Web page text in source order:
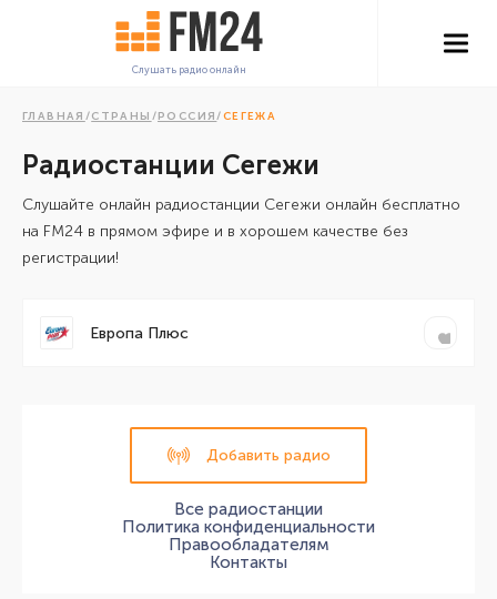
Слушать радио онлайн
ГЛАВНАЯ /СТРАНЫ /РОССИЯ/СЕГЕЖА
Радиостанции Сегежи
Cлушайте онлайн радиостанции Сегежи онлайн бесплатно
на FM24 в прямом эфире и в хорошем качестве без
регистрации!
Европа Плюс
Добавить радио
Все радиостанции
Политика конфиденциальности
Правообладателям
Контакты